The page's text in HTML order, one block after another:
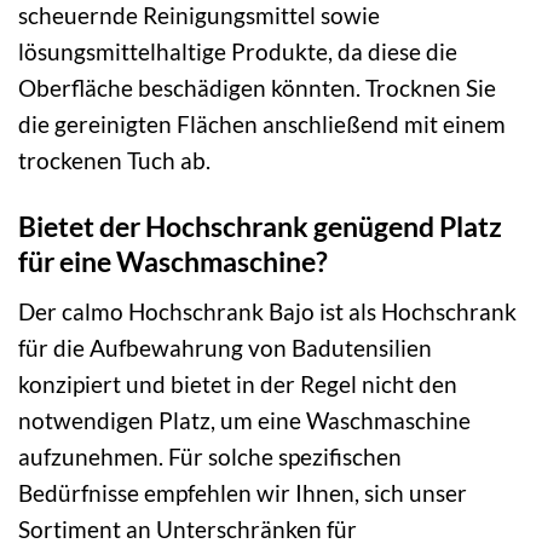
scheuernde Reinigungsmittel sowie
lösungsmittelhaltige Produkte, da diese die
Oberfläche beschädigen könnten. Trocknen Sie
die gereinigten Flächen anschließend mit einem
trockenen Tuch ab.
Bietet der Hochschrank genügend Platz
für eine Waschmaschine?
Der calmo Hochschrank Bajo ist als Hochschrank
für die Aufbewahrung von Badutensilien
konzipiert und bietet in der Regel nicht den
notwendigen Platz, um eine Waschmaschine
aufzunehmen. Für solche spezifischen
Bedürfnisse empfehlen wir Ihnen, sich unser
Sortiment an Unterschränken für